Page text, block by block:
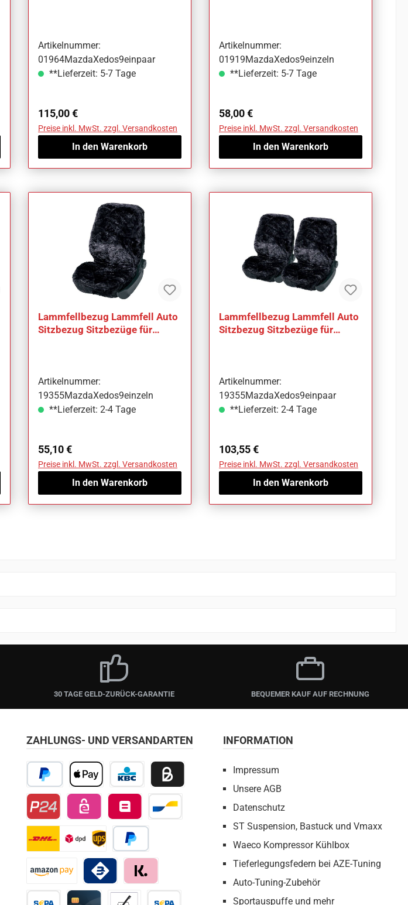
Artikelnummer:
01964MazdaXedos9einpaar
**Lieferzeit: 5-7 Tage
Regulärer Preis:
115,00 €
Preise inkl. MwSt. zzgl. Versandkosten
In den Warenkorb
Artikelnummer:
01919MazdaXedos9einzeln
**Lieferzeit: 5-7 Tage
Regulärer Preis:
58,00 €
Preise inkl. MwSt. zzgl. Versandkosten
In den Warenkorb
Lammfellbezug Lammfell Auto
Sitzbezug Sitzbezüge für
Artikelnummer:
19355MazdaXedos9einzeln
**Lieferzeit: 2-4 Tage
Regulärer Preis:
55,10 €
Preise inkl. MwSt. zzgl. Versandkosten
In den Warenkorb
Lammfellbezug Lammfell Auto
Sitzbezug Sitzbezüge für
Artikelnummer:
19355MazdaXedos9einpaar
**Lieferzeit: 2-4 Tage
Regulärer Preis:
103,55 €
Preise inkl. MwSt. zzgl. Versandkosten
In den Warenkorb
30 TAGE GELD-ZURÜCK-GARANTIE BEQUEMER KAUF AUF RECHNUNG
ZAHLUNGS- UND VERSANDARTEN
PayPal Apple PayKBC/CBC PaymentBillie / Kauf auf Rechnung
Przelewy24 Belfius Direct Net
Bancontact
Später bezahlen
Amazon Pay Bancomat Pay
Klarna
INFORMATION
Impressum
Unsere AGB
Datenschutz
ST Suspension, Bastuck und Vmaxx
Waeco Kompressor Kühlbox
Tieferlegungsfedern bei AZE-Tuning
Auto-Tuning-Zubehör
Sportauspuffe und mehr